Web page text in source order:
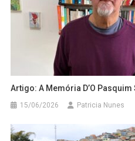
Artigo: A Memória D’O Pasquim
15/06/2026 Patricia Nunes